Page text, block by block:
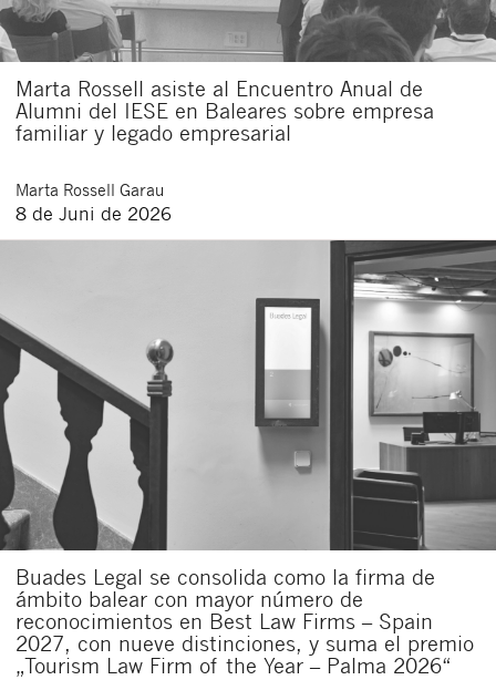
Marta Rossell asiste al Encuentro Anual de
Alumni del IESE en Baleares sobre empresa
familiar y legado empresarial
Marta Rossell Garau
8 de Juni de 2026
Buades Legal se consolida como la firma de
ámbito balear con mayor número de
reconocimientos en Best Law Firms – Spain
2027, con nueve distinciones, y suma el premio
„Tourism Law Firm of the Year – Palma 2026“